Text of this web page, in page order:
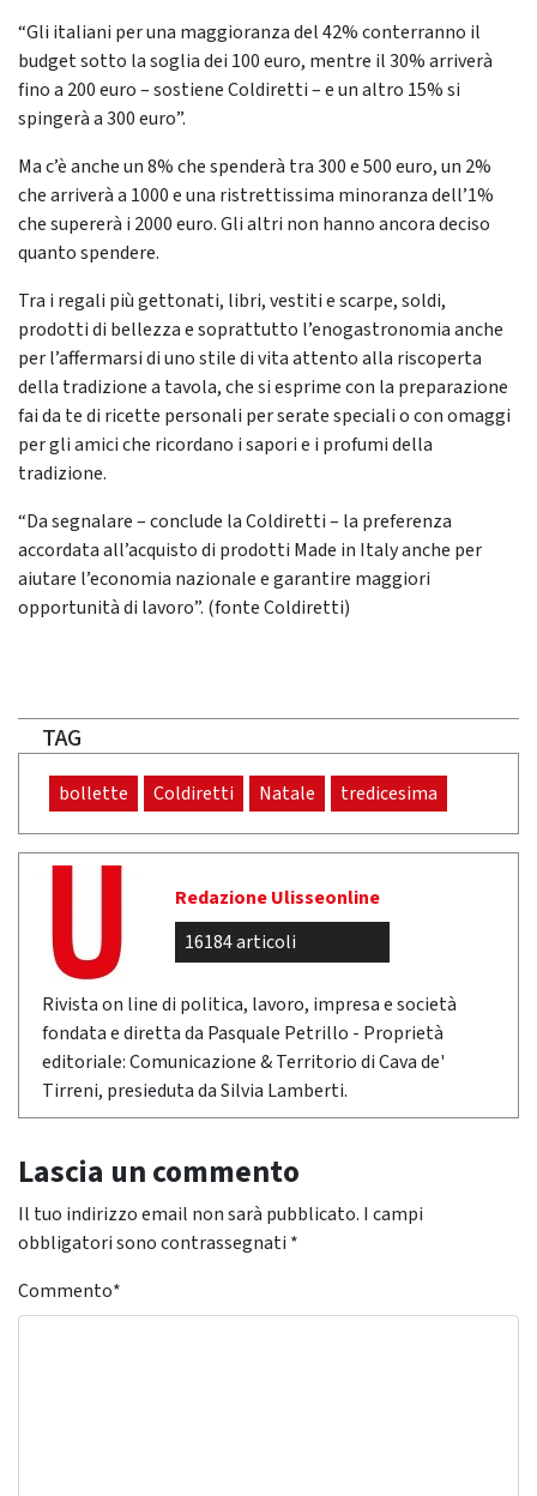
“Gli italiani per una maggioranza del 42% conterranno il
budget sotto la soglia dei 100 euro, mentre il 30% arriverà
fino a 200 euro – sostiene Coldiretti – e un altro 15% si
spingerà a 300 euro”.
Ma c’è anche un 8% che spenderà tra 300 e 500 euro, un 2%
che arriverà a 1000 e una ristrettissima minoranza dell’1%
che supererà i 2000 euro. Gli altri non hanno ancora deciso
quanto spendere.
Tra i regali più gettonati, libri, vestiti e scarpe, soldi,
prodotti di bellezza e soprattutto l’enogastronomia anche
per l’affermarsi di uno stile di vita attento alla riscoperta
della tradizione a tavola, che si esprime con la preparazione
fai da te di ricette personali per serate speciali o con omaggi
per gli amici che ricordano i sapori e i profumi della
tradizione.
“Da segnalare – conclude la Coldiretti – la preferenza
accordata all’acquisto di prodotti Made in Italy anche per
aiutare l’economia nazionale e garantire maggiori
opportunità di lavoro”. (fonte Coldiretti)
TAG
bollette Coldiretti Natale tredicesima
Redazione Ulisseonline
16184 articoli
Rivista on line di politica, lavoro, impresa e società
fondata e diretta da Pasquale Petrillo - Proprietà
editoriale: Comunicazione & Territorio di Cava de'
Tirreni, presieduta da Silvia Lamberti.
Lascia un commento
Il tuo indirizzo email non sarà pubblicato. I campi
obbligatori sono contrassegnati *
Commento*